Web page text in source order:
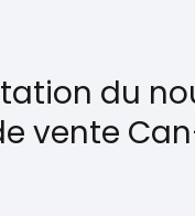
du
vente